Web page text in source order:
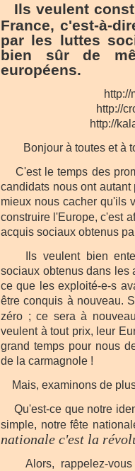
Ils veulent
France, c'est-à-
par les luttes
bien sûr de
européens.
http://
http://
Bonjour à toutes et à
C'est le temps des
candidats nous ont
mieux nous cacher qu'ils
construire l'Europe, c'est
acquis sociaux obtenus
Ils veulent bien
sociaux obtenus dans les
ce que les exploité-e-s
être conquis à nouveau.
zéro ; ce sera à
veulent à tout prix, leur
grand temps pour nous
de la carmagnole !
Mais, examinons de
Qu'est-ce que notre
simple, notre fête
nationale c'est la
Alors, rappelez-vous